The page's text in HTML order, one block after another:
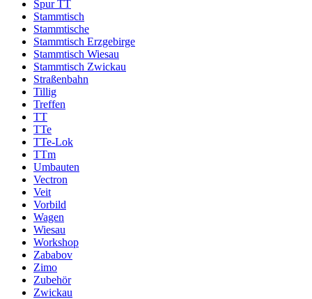
Spur TT
Stammtisch
Stammtische
Stammtisch Erzgebirge
Stammtisch Wiesau
Stammtisch Zwickau
Straßenbahn
Tillig
Treffen
TT
TTe
TTe-Lok
TTm
Umbauten
Vectron
Veit
Vorbild
Wagen
Wiesau
Workshop
Zababov
Zimo
Zubehör
Zwickau